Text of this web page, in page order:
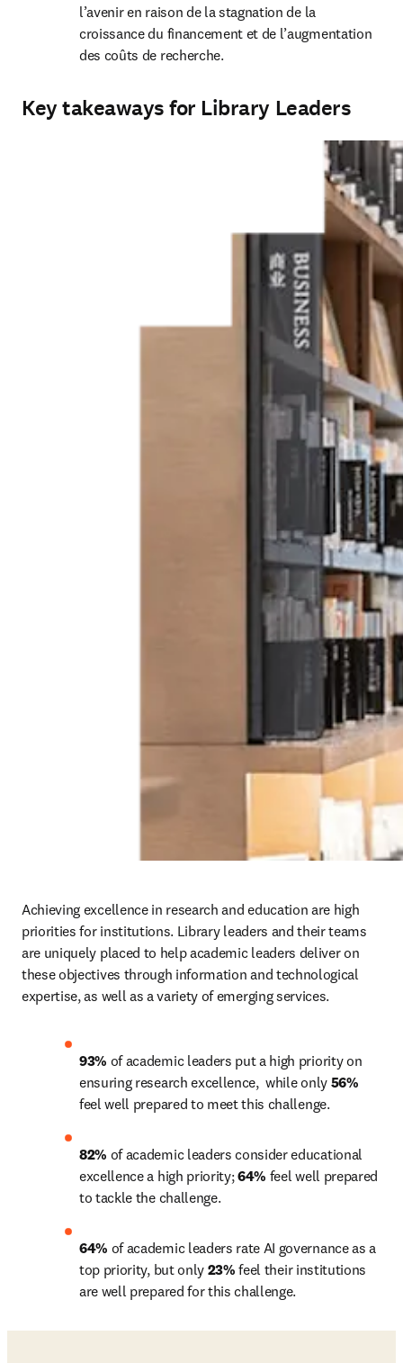
l’avenir en raison de la stagnation de la
croissance du financement et de l’augmentation
des coûts de recherche.
Key takeaways for Library Leaders
Achieving excellence in research and education are high
priorities for institutions. Library leaders and their teams
are uniquely placed to help academic leaders deliver on
these objectives through information and technological
expertise, as well as a variety of emerging services.
93% of academic leaders put a high priority on
ensuring research excellence,  while only 56%
feel well prepared to meet this challenge.
82% of academic leaders consider educational
excellence a high priority; 64% feel well prepared
to tackle the challenge.
64% of academic leaders rate AI governance as a
top priority, but only 23% feel their institutions
are well prepared for this challenge.